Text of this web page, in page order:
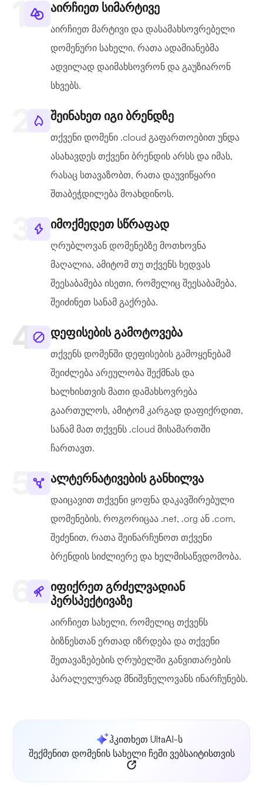
აირჩიეთ სიმარტივე
აირჩიეთ მარტივი და დასამახსოვრებელი
დომენური სახელი, რათა ადამიანებმა
ადვილად დაიმახსოვრონ და გაუზიარონ
სხვებს.
შეინახეთ იგი ბრენდზე
თქვენი დომენი .cloud გაფართოებით უნდა
ასახავდეს თქვენი ბრენდის არსს და იმას,
რასაც სთავაზობთ, რათა დაუვიწყარი
შთაბეჭდილება მოახდინოს.
იმოქმედეთ სწრაფად
ღრუბლოვან დომენებზე მოთხოვნა
მაღალია, ამიტომ თუ თქვენს ხედვას
შეესაბამება ისეთი, რომელიც შეესაბამება,
შეიძინეთ სანამ გაქრება.
დეფისების გამოტოვება
თქვენს დომენში დეფისების გამოყენებამ
შეიძლება არეულობა შექმნას და
ხალხისთვის მათი დამახსოვრება
გაართულოს, ამიტომ კარგად დაფიქრდით,
სანამ მათ თქვენს .cloud მისამართში
ჩართავთ.
ალტერნატივების განხილვა
დაიცავით თქვენი ყოფნა დაკავშირებული
დომენების, როგორიცაა .net, .org ან .com,
შეძენით, რათა შეინარჩუნოთ თქვენი
ბრენდის სიძლიერე და ხელმისაწვდომობა.
იფიქრეთ გრძელვადიან
პერსპექტივაზე
აირჩიეთ სახელი, რომელიც თქვენს
ბიზნესთან ერთად იზრდება და თქვენი
შეთავაზებების ღრუბელში განვითარების
პარალელურად მნიშვნელოვანს ინარჩუნებს.
ჰკითხეთ UltaAI-ს
შექმენით დომენის სახელი ჩემი ვებსაიტისთვის